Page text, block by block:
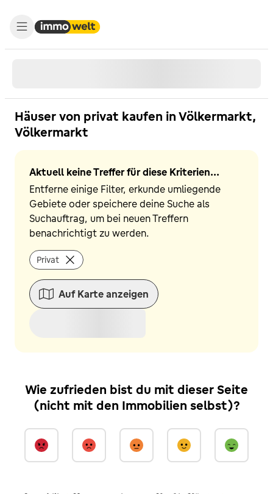
Häuser von privat kaufen in Völkermarkt,
Völkermarkt
Aktuell keine Treffer für diese Kriterien...
Entferne einige Filter, erkunde umliegende
Gebiete oder speichere deine Suche als
Suchauftrag, um bei neuen Treffern
benachrichtigt zu werden.
Privat
Auf Karte anzeigen
Wie zufrieden bist du mit dieser Seite
(nicht mit den Immobilien selbst)?